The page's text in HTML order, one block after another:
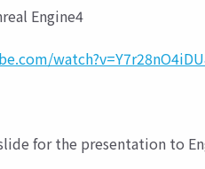
Engine4
for the presentation to